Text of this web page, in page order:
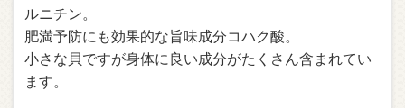
ルニチン。
肥満予防にも効果的な旨味成分コハク酸。
小さな貝ですが身体に良い成分がたくさん含まれてい
ます。